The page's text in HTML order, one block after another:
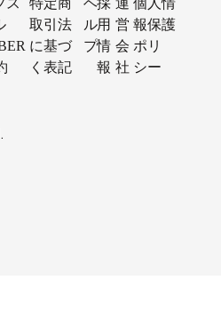
取引法
に基づ
く表記
ル
プ
用
情
報
営
会
社
報保護
ポリ
シー